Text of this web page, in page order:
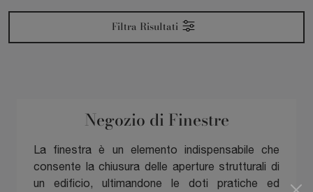
Filtra Risultati
Negozio di Finestre
La finestra è un elemento indispensabile che
consente la chiusura delle aperture strutturali di
un edificio, ultimandone le doti pratiche ed